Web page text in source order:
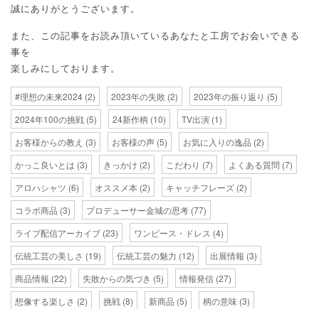
誠にありがとうございます。
また、この記事をお読み頂いているあなたと工房でお会いできる
事を
楽しみにしております。
#理想の未来2024 (2) 2023年の失敗 (2) 2023年の振り返り (5)
2024年100の挑戦 (5) 24新作柄 (10) TV出演 (1)
お客様からの教え (3) お客様の声 (5) お気に入りの逸品 (2)
かっこ良いとは (3) きっかけ (2) こだわり (7) よくある質問 (7)
アロハシャツ (6) オススメ本 (2) キャッチフレーズ (2)
コラボ商品 (3) プロデューサー金城の思考 (77)
ライブ配信アーカイブ (23) ワンピース・ドレス (4)
伝統工芸の美しさ (19) 伝統工芸の魅力 (12) 出展情報 (3)
商品情報 (22) 失敗からの気づき (5) 情報発信 (27)
想像する楽しさ (2) 挑戦 (8) 新商品 (5) 柄の意味 (3)